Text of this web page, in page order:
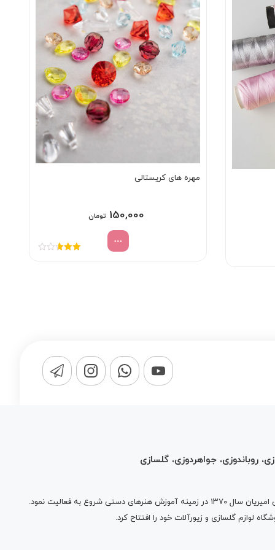
مهره های کریستالی
150,000 تومان
روباندوزی، جواهردوزی، گلسازی
برند ابریشم توسط بانوی کار آفرین، آفاق امیریان سال ۱۳۷۰ در زمینه آموزش هنرهای دستی شروع به فعالیت نمود.